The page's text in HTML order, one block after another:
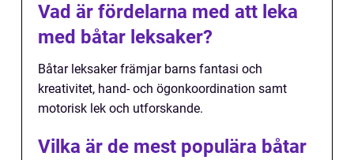
Vad är fördelarna med att leka
med båtar leksaker?
Båtar leksaker främjar barns fantasi och
kreativitet, hand- och ögonkoordination samt
motorisk lek och utforskande.
Vilka är de mest populära båtar